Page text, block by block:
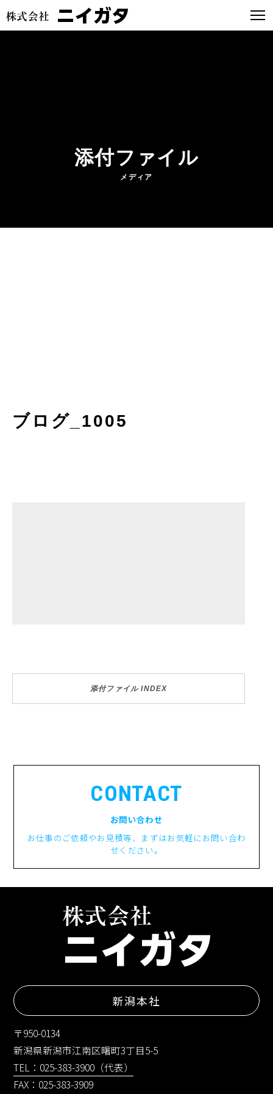
添付ファイル
メディア
ブログ_1005
添付ファイル INDEX
CONTACT
お問い合わせ
お仕事のご依頼やお見積等、まずはお気軽にお問い合わ
せください。
新潟本社
〒950-0134
新潟県新潟市江南区曙町3丁目5-5
TEL：025-383-3900（代表）
FAX：025-383-3909